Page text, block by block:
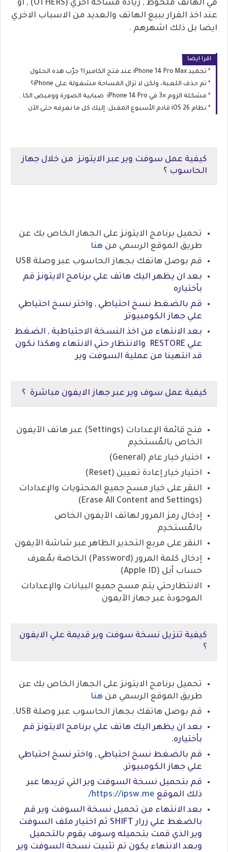
في الهاتف ملحوظ , زيادة مساحة اخري (OTHERS) , او
عند اخذ القرار ببيع الهاتف والعديد من الاسباب الاخري
ايضا بل ذلك اشهرهم .
اقرا ايضا
تجميد iPhone 14 Pro Max عند فتح الكاميرا؟ جرّب هذه الحلول
تم حذف اللعبة، ولكن لا تزال المساحة مشغولة على iPhone؟
مشكلة الزوم ×3 في iPhone 14 Pro: ضبابية الصورة ووميض الكاميرا
نظام iOS 26 قادم الأسبوع المقبل: إليك كل ما نعرفه حتى الآن
كيفية عمل سوفت وير عبر الايتونز من خلال جهاز
الحاسوب ؟
تحميل برنامج الايتونز على الجهاز الخاص بك عن
طريق الموقع الرسمي من هنا
قم بوصل هاتفك بجهاز الحاسوب عبر وصلة USB
بعد ان يظهر اليك هاتف علي برنامج الايتونز قم
بأختياره
قم بالضغط نسخ احتياطي , واختر نسخ احتياطي
علي جهاز الكومبيوتر
بعد الانتهاء من اخذ النسخة الاحتياطية , الضغط
علي RESTORE والانتظار حتي الانتهاء وهكذا نكون
قد انتهينا من عملية السوفت وير
كيفية عمل سوف وير عبر جهاز الايفون مباشرة ؟
فتح قائمة الإعدادات (Settings) عبر هاتف الآيفون
الخاص بالمُستخدِم
اختيار خيار عام (General)
اختيار خيار إعادة تعيين (Reset)
النقر على خيار مسح جميع المحتويات والإعدادات
(Erase All Content and Settings)
إدخال رمز المرور لهاتف الآيفون الخاص
بالمُستخدِم
النقر على مربع التحذير الظاهر عبر شاشة الآيفون
إدخال كلمة المرور (Password) الخاصة بمُعرف
حساب أبل (Apple ID)
الانتظارحتي يتم مسح جميع البيانات والإعدادات
الموجودة عبر جهاز الآيفون
كيفية تنزيل نسخة سوفت وير قديمة علي الايفون
؟
تحميل برنامج الايتونز على الجهاز الخاص بك عن
طريق الموقع الرسمي من هنا
قم بوصل هاتفك بجهاز الحاسوب عبر وصلة USB.
بعد ان يظهر اليك هاتف علي برنامج الايتونز قم
بأختياره.
قم بالضغط نسخ احتياطي , واختر نسخ احتياطي
علي جهاز الكومبيوتر.
قم بتحميل نسخة السوفت وير التي تريدها عبر
ذلك الموقع https://ipsw.me/
بعد الانتهاء من تحميل نسخة السوفت وير قم
بالضغط علي زرار SHIFT ثم اختيار ملف السوفت
وير الذي قمت بتحميله وسوف يقوم بالتحميل
وبعد الانتهاء يكون تم تثبيت نسخة السوفت وير